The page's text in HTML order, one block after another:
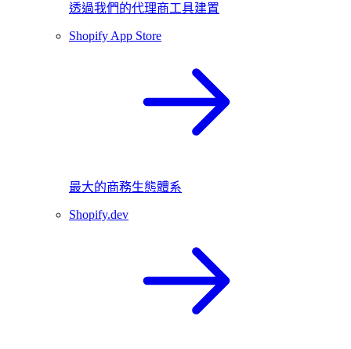
透過我們的代理商工具建置
Shopify App Store
最大的商務生態體系
Shopify.dev